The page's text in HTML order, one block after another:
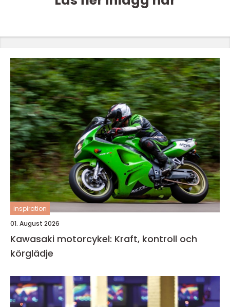
inspiration
01. August 2026
Kawasaki motorcykel: Kraft, kontroll och
körglädje